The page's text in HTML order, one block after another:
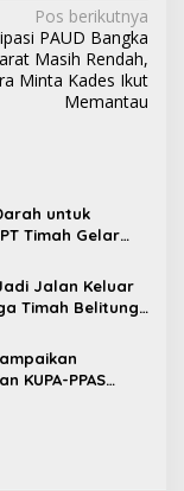
Pos berikutnya
PAUD Bangka
Masih Rendah,
Minta Kades Ikut
Memantau
untuk
Timah Gelar
Jalan Keluar
Timah Belitung,
Bersabar
KUPA-PPAS